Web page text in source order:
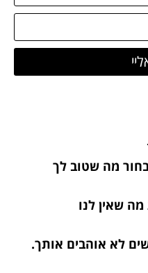
מה שטוב לך
שאין לנו
לא אוהבים אותך.